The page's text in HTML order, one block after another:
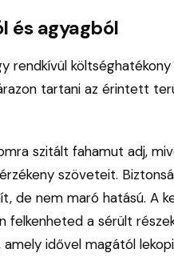
és agyagból
rendkívül költséghatékony
tartani az érintett
szitált fahamut adj,
szöveteit.
de nem maró hatású. A
felkenheted a sérült
idővel magától